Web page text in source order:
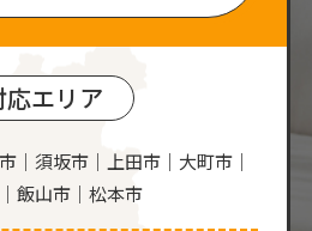
応エリア
｜須坂市｜上田市｜大町市｜
飯山市｜松本市